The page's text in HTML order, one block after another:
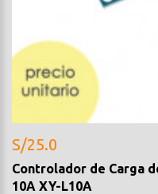
S/25.0
Controlador de Carga
10A XY-L10A